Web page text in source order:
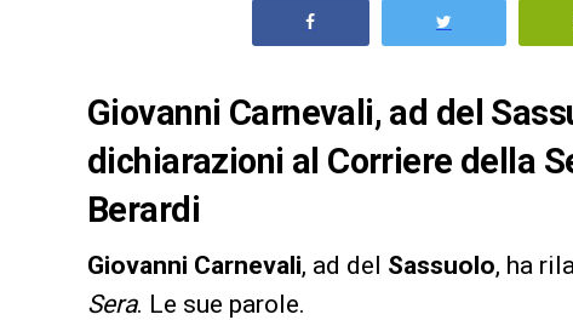
Giovanni Carnevali, ad del
dichiarazioni al Corriere della
Berardi
Giovanni Carnevali, ad del Sassuolo, ha
Sera. Le sue parole.